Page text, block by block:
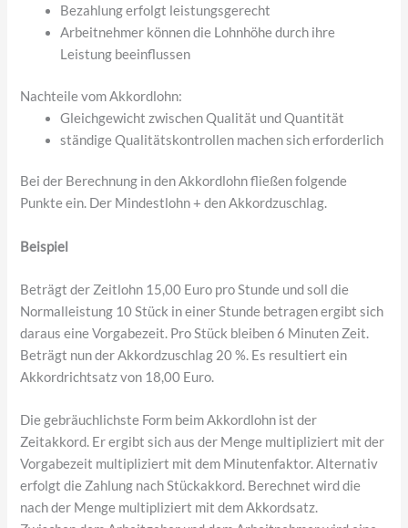
Bezahlung erfolgt leistungsgerecht
Arbeitnehmer können die Lohnhöhe durch ihre
Leistung beeinflussen
Nachteile vom Akkordlohn:
Gleichgewicht zwischen Qualität und Quantität
ständige Qualitätskontrollen machen sich erforderlich
Bei der Berechnung in den Akkordlohn fließen folgende
Punkte ein. Der Mindestlohn + den Akkordzuschlag.
Beispiel
Beträgt der Zeitlohn 15,00 Euro pro Stunde und soll die
Normalleistung 10 Stück in einer Stunde betragen ergibt sich
daraus eine Vorgabezeit. Pro Stück bleiben 6 Minuten Zeit.
Beträgt nun der Akkordzuschlag 20 %. Es resultiert ein
Akkordrichtsatz von 18,00 Euro.
Die gebräuchlichste Form beim Akkordlohn ist der
Zeitakkord. Er ergibt sich aus der Menge multipliziert mit der
Vorgabezeit multipliziert mit dem Minutenfaktor. Alternativ
erfolgt die Zahlung nach Stückakkord. Berechnet wird die
nach der Menge multipliziert mit dem Akkordsatz.